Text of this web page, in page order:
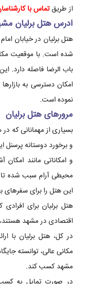
از طریقتماس با
آدرس هتل برلیان
هتل برلیان در خیابان
باب الرضا فاصله دارد.
امکان دسترسی به
نموده است.
مرورهای هتل برلیان
بسیاری از مهمانانی که
و برخورد دوستانه پرسنل
و امکاناتی مانند
محیطی آرام سبب شده تا
این هتل را برای سفرهای
هتل برلیان برای
اقتصادی در مشهد
در کل، هتل برلیان با
مکانی عالی، توانسته
مشهد کسب کند.